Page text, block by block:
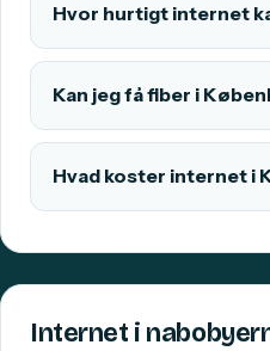
Hvor hurtigt internet
Kan jeg få fiber i
Hvad koster internet i
Internet i